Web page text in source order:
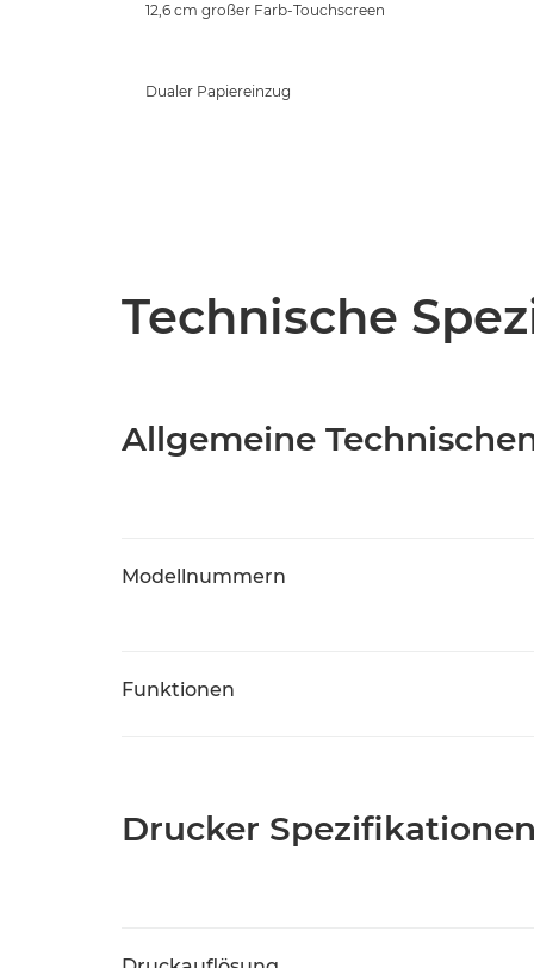
12,6 cm großer Farb-Touchscreen
Dualer Papiereinzug
Technische
Allgemeine
Modellnummern
Funktionen
Drucker